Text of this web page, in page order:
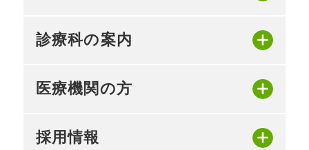
診療科の案内
医療機関の方
採用情報